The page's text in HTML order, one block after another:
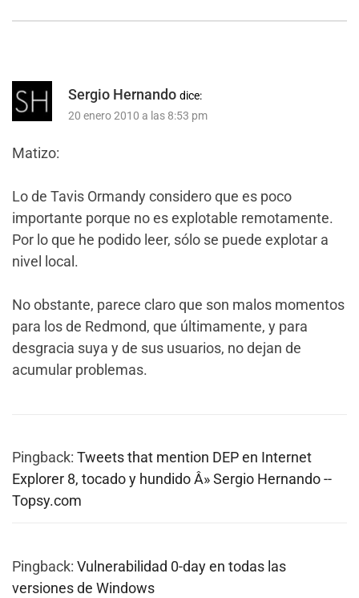
Sergio Hernando dice:
20 enero 2010 a las 8:53 pm
Matizo:
Lo de Tavis Ormandy considero que es poco
importante porque no es explotable remotamente.
Por lo que he podido leer, sólo se puede explotar a
nivel local.
No obstante, parece claro que son malos momentos
para los de Redmond, que últimamente, y para
desgracia suya y de sus usuarios, no dejan de
acumular problemas.
Pingback: Tweets that mention DEP en Internet
Explorer 8, tocado y hundido Â» Sergio Hernando --
Topsy.com
Pingback: Vulnerabilidad 0-day en todas las
versiones de Windows